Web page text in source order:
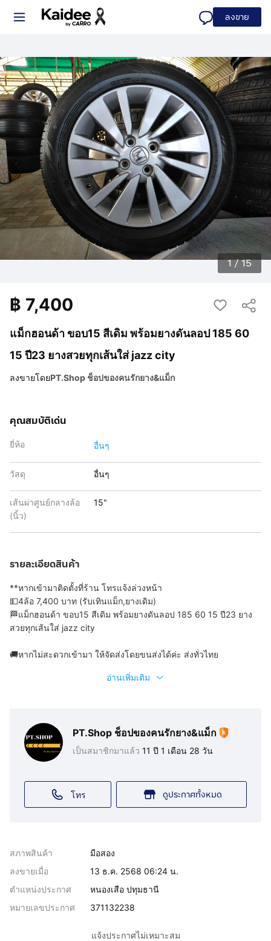
ลงขาย
1/15
แม็กฮอนด้า ขอบ15 สีเดิม พร้อมยางดันลอป 185 60
15 ปี23 ยางสวยทุกเส้นใส่ jazz city
฿ 7,400
ลงขายโดยPT.Shop ช็อปของคนรักยาง&แม็ก
คุณสมบัติเด่น
ยี่ห้อ อื่นๆ
วัสดุ อื่นๆ
เส้นผ่าศูนย์กลางล้อ
(นิ้ว)
15"
รายละเอียดสินค้า
**หากเข้ามาติดตั้งที่ร้าน โทรแจ้งล่วงหน้า
💵4ล้อ 7,400 บาท (รับเทินแม็ก,ยางเดิม)
🏁แม็กฮอนด้า ขอบ15 สีเดิม พร้อมยางดันลอป 185 60 15 ปี23 ยาง
สวยทุกเส้นใส่ jazz city
🚚หากไม่สะดวกเข้ามา ให้จัดส่งโดยขนส่งได้ค่ะ ส่งทั่วไทย
อ่านเพิ่มเติม
PT.Shop ช็อปของคนรักยาง&แม็ก
เป็นสมาชิกมาแล้ว 11 ปี 1 เดือน 28 วัน
โทร ดูประกาศทั้งหมด
สภาพสินค้า
มือสอง
ลงขายเมื่อ
13 ธ.ค. 2568 06:24 น.
ตำแหน่งประกาศ
หนองเสือ ปทุมธานี
หมายเลขประกาศ
371132238
แจ้งประกาศไม่เหมาะสม